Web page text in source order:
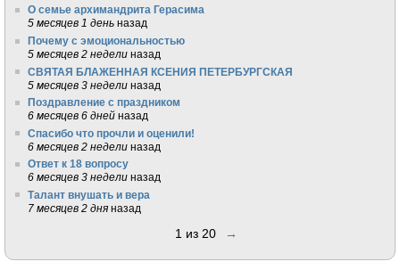
О семье архимандрита Герасима
5 месяцев 1 день назад
Почему с эмоциональностью
5 месяцев 2 недели назад
СВЯТАЯ БЛАЖЕННАЯ КСЕНИЯ ПЕТЕРБУРГСКАЯ
5 месяцев 3 недели назад
Поздравление с праздником
6 месяцев 6 дней назад
Спасибо что прочли и оценили!
6 месяцев 2 недели назад
Ответ к 18 вопросу
6 месяцев 3 недели назад
Талант внушать и вера
7 месяцев 2 дня назад
1 из 20 →